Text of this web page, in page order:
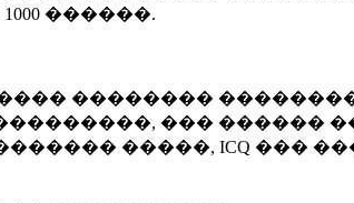
1000 ������.
��������
��� ������
�����, ICQ ���